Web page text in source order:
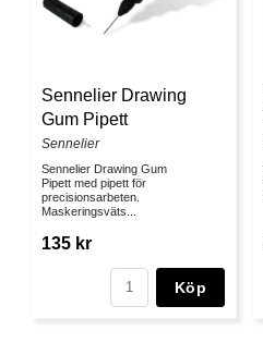
Sennelier Drawing
Gum Pipett
Sennelier
Sennelier Drawing Gum
Pipett med pipett för
precisionsarbeten.
Maskeringsväts...
135 kr
Köp